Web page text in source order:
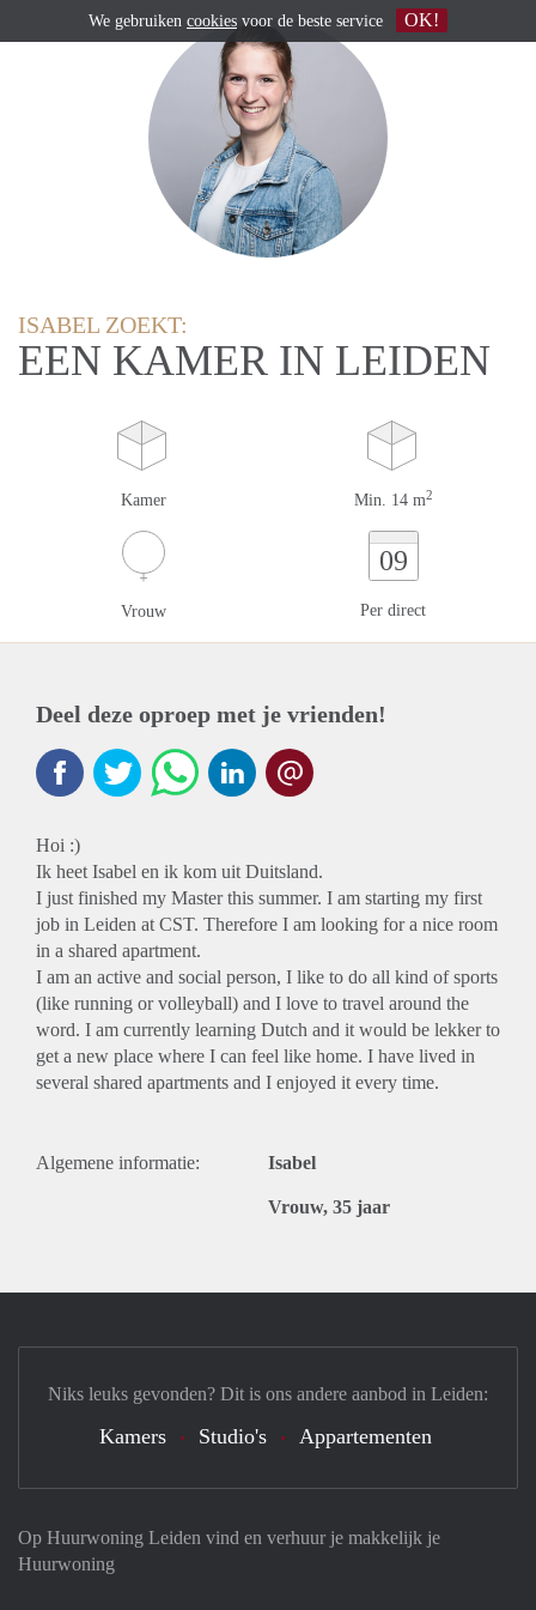
ISABEL ZOEKT:
EEN KAMER IN LEIDEN
Kamer Min. 14 m2
Vrouw
09
Per direct
Deel deze oproep met je vrienden!
Hoi :)
Ik heet Isabel en ik kom uit Duitsland.
I just finished my Master this summer. I am starting my first
job in Leiden at CST. Therefore I am looking for a nice room
in a shared apartment.
I am an active and social person, I like to do all kind of sports
(like running or volleyball) and I love to travel around the
word. I am currently learning Dutch and it would be lekker to
get a new place where I can feel like home. I have lived in
several shared apartments and I enjoyed it every time.
Algemene informatie: Isabel
Vrouw, 35 jaar
Op Huurwoning Leiden vind en verhuur je makkelijk je
Huurwoning
Niks leuks gevonden? Dit is ons andere aanbod in Leiden:
Kamers Studio's Appartementen
We gebruiken cookies voor de beste service OK!